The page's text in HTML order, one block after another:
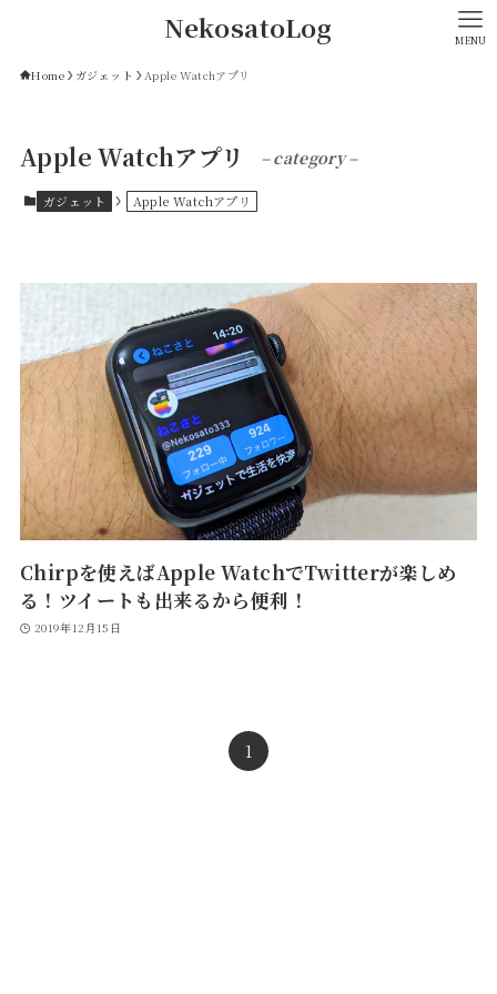
NekosatoLog MENU
Home ガジェット Apple Watchアプリ
Apple Watchアプリ – category –
ガジェット Apple Watchアプリ
Chirpを使えばApple WatchでTwitterが楽しめ
る！ツイートも出来るから便利！
2019年12月15日
1